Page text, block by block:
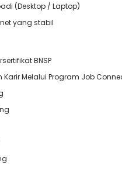
(Desktop / Laptop)
yang stabil
BNSP
Melalui Program Job